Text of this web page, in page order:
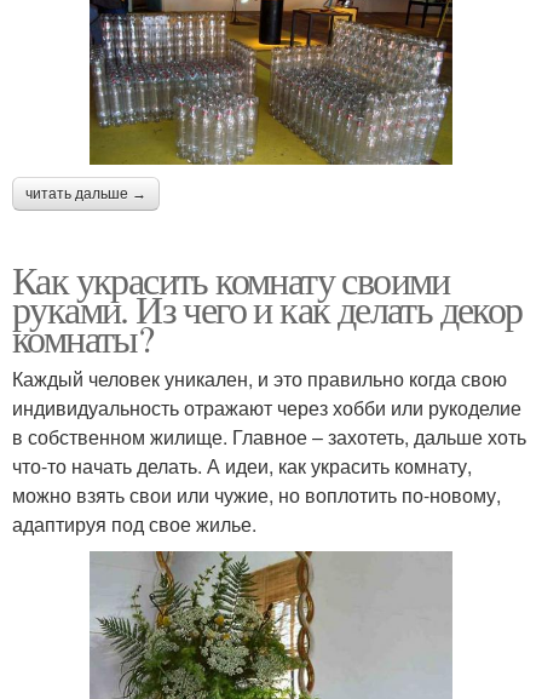
читать дальше →
Как украсить комнату своими
руками. Из чего и как делать декор
комнаты?
Каждый человек уникален, и это правильно когда свою
индивидуальность отражают через хобби или рукоделие
в собственном жилище. Главное – захотеть, дальше хоть
что-то начать делать. А идеи, как украсить комнату,
можно взять свои или чужие, но воплотить по-новому,
адаптируя под свое жилье.